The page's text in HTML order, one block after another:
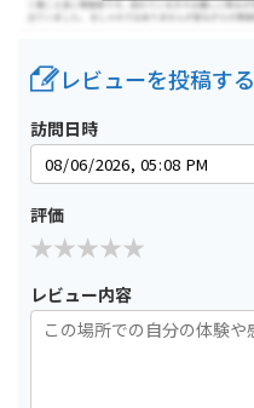
レビューを投稿する
訪問日時
評価
レビュー内容